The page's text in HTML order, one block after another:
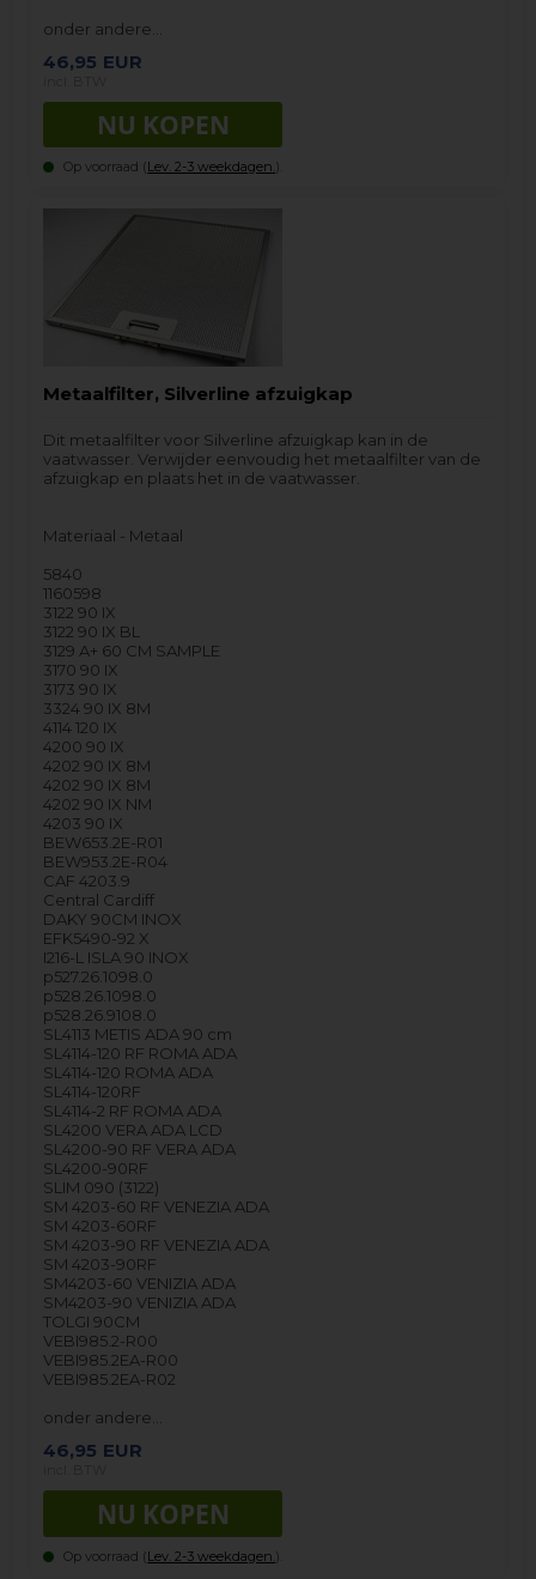
onder andere…
46,95 EUR
Op voorraad (Lev. 2-3 weekdagen. ).
Metaalfilter, Silverline afzuigkap
Dit metaalfilter voor Silverline afzuigkap kan in de
vaatwasser. Verwijder eenvoudig het metaalfilter van de
afzuigkap en plaats het in de vaatwasser.
Materiaal - Metaal
5840
1160598
3122 90 IX
3122 90 IX BL
3129 A+ 60 CM SAMPLE
3170 90 IX
3173 90 IX
3324 90 IX 8M
4114 120 IX
4200 90 IX
4202 90 IX 8M
4202 90 IX 8M
4202 90 IX NM
4203 90 IX
BEW653.2E-R01
BEW953.2E-R04
CAF 4203.9
Central Cardiff
DAKY 90CM INOX
EFK5490-92 X
I216-L ISLA 90 INOX
p527.26.1098.0
p528.26.1098.0
p528.26.9108.0
SL4113 METIS ADA 90 cm
SL4114-120 RF ROMA ADA
SL4114-120 ROMA ADA
SL4114-120RF
SL4114-2 RF ROMA ADA
SL4200 VERA ADA LCD
SL4200-90 RF VERA ADA
SL4200-90RF
SLIM 090 (3122)
SM 4203-60 RF VENEZIA ADA
SM 4203-60RF
SM 4203-90 RF VENEZIA ADA
SM 4203-90RF
SM4203-60 VENIZIA ADA
SM4203-90 VENIZIA ADA
TOLGI 90CM
VEBI985.2-R00
VEBI985.2EA-R00
VEBI985.2EA-R02
onder andere…
46,95 EUR
Op voorraad (Lev. 2-3 weekdagen. ).